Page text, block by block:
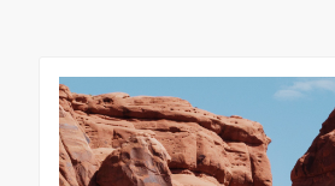
$ 1299 USD
Onwards